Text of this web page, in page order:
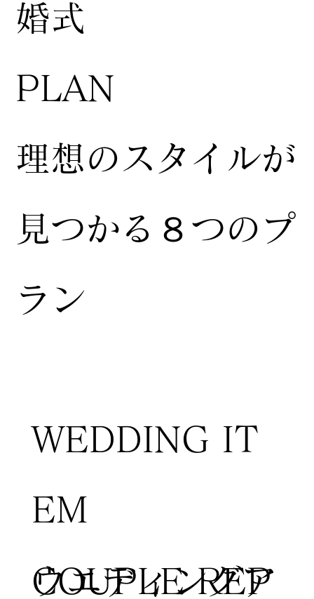
婚式
​PLAN
COUPLE REP
​理想のスタイルが
見つかる８つのプ
ラン
WEDDING IT
EM
​ウエディングア